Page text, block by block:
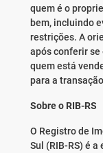
quem é o
bem, incluindo
restrições. A
após conferir se
quem está
para a
Sobre o RIB-RS
O Registro de
Sul (RIB-RS) é